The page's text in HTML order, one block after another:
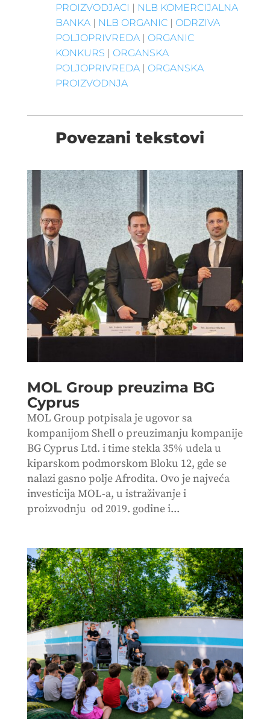
PROIZVODJACI | NLB KOMERCIJALNA
BANKA| NLB ORGANIC| ODRZIVA
POLJOPRIVREDA| ORGANIC
KONKURS | ORGANSKA
POLJOPRIVREDA| ORGANSKA
PROIZVODNJA
Povezani tekstovi
MOL Group preuzima BG
Cyprus
MOL Group potpisala je ugovor sa
kompanijom Shell o preuzimanju kompanije
BG Cyprus Ltd. i time stekla 35% udela u
kiparskom podmorskom Bloku 12, gde se
nalazi gasno polje Afrodita. Ovo je najveća
investicija MOL-a, u istraživanje i
proizvodnju od 2019. godine i...